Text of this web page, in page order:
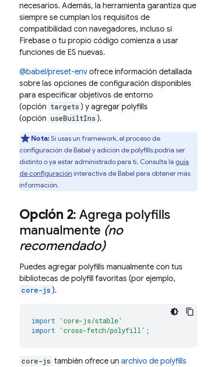
necesarios. Además, la herramienta garantiza que
siempre se cumplan los requisitos de
compatibilidad con navegadores, incluso si
Firebase o tu propio código comienza a usar
funciones de ES nuevas.
@babel/preset-env ofrece información detallada
sobre las opciones de configuración disponibles
para especificar objetivos de entorno
(opción targets ) y agregar polyfills
(opción useBuiltIns ).
Nota:Si usas un framework, el proceso de
configuración de Babel y adición de polyfills podría ser
distinto o ya estar administrado para ti. Consulta la guía
de configuración interactiva de Babel para obtener más
información.
Opción 2: Agrega polyfills
manualmente (no
recomendado)
Puedes agregar polyfills manualmente con tus
bibliotecas de polyfill favoritas (por ejemplo,
core-js ).
import
'core-js/stable'
import
'cross-fetch/polyfill' ;
core-js también ofrece un archivo de polyfills